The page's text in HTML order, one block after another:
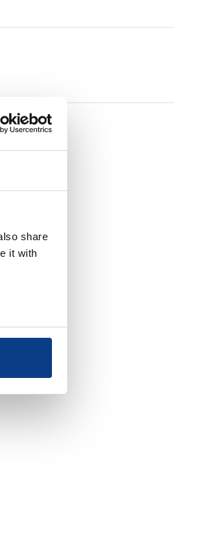
share
it with